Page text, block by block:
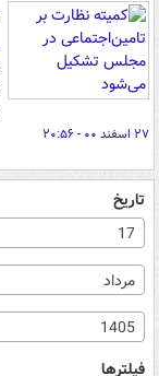
۲۷ اسفند ۰۰ - ۲۰:۵۶
تاریخ
17
مرداد
1405
فیلترها